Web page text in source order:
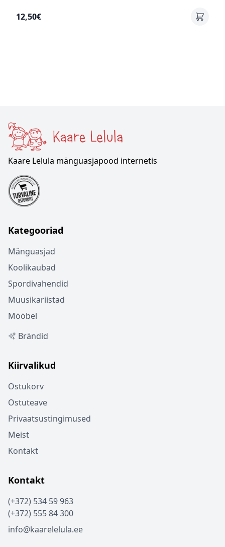
12,50€
Kaare Lelula mänguasjapood internetis
Kategooriad
Mänguasjad
Koolikaubad
Spordivahendid
Muusikariistad
Mööbel
Brändid
Kiirvalikud
Ostukorv
Ostuteave
Privaatsustingimused
Meist
Kontakt
Kontakt
(+372) 534 59 963
(+372) 555 84 300
info@kaarelelula.ee